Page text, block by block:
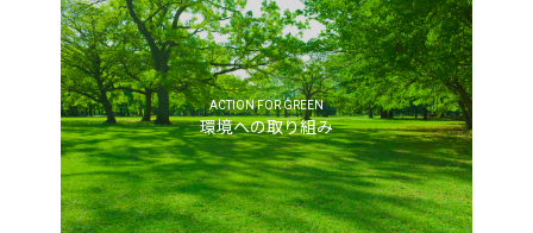
ACTION FOR GREEN
環境への取り組み